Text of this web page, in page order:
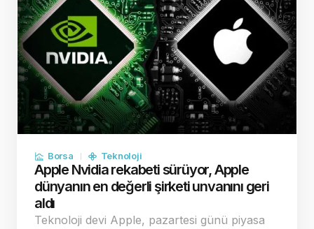
Borsa Teknoloji
Apple Nvidia rekabeti sürüyor, Apple
dünyanın en değerli şirketi unvanını geri
aldı
Teknoloji devi Apple, pazartesi günü piyasa